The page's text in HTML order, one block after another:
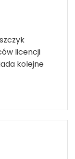
licencji
kolejne